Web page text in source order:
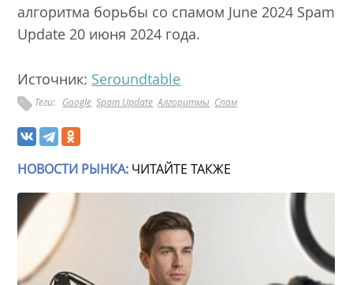
алгоритма борьбы со спамом June 2024 Spam
Update 20 июня 2024 года.
Источник: Seroundtable
Теги: Google Spam Update Алгоритмы Спам
НОВОСТИ РЫНКА: ЧИТАЙТЕ ТАКЖЕ